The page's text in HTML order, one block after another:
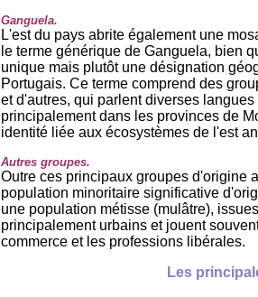
Ganguela.
L'est du pays abrite également une
le terme générique de Ganguela, bien
unique mais plutôt une désignation
Portugais. Ce terme comprend des
et d'autres, qui parlent diverses
principalement dans les provinces de
identité liée aux écosystèmes de l'est
Autres groupes.
Outre ces principaux groupes d'origine
population minoritaire significative
une population métisse (mulâtre),
principalement urbains et jouent
commerce et les professions libérales.
Les